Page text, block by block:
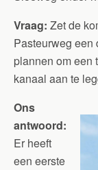
Vraag: Zet de
Pasteurweg een
plannen om een
kanaal aan te
Ons
antwoord:
Er heeft
een eerste